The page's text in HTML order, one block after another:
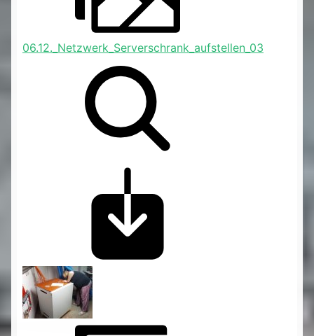
06.12._Netzwerk_Serverschrank_aufstellen_03